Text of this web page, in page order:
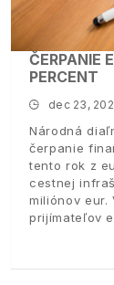
ČERPANIE
PERCENT
dec 23,
Národná
čerpanie
tento rok z
cestnej
miliónov eur.
prijímateľov